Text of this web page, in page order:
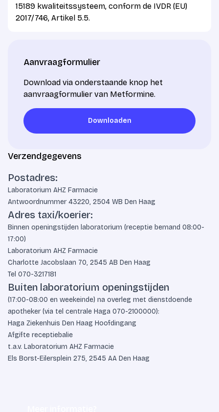
15189 kwaliteitssysteem, conform de IVDR (EU)
2017/746, Artikel 5.5.
Aanvraagformulier
Download via onderstaande knop het
aanvraagformulier van Metformine.
Downloaden
Verzendgegevens
Postadres:
Laboratorium AHZ Farmacie
Antwoordnummer 43220, 2504 WB Den Haag
Adres taxi/koerier:
Binnen openingstijden laboratorium (receptie bemand 08:00-
17:00)
Laboratorium AHZ Farmacie
Charlotte Jacobslaan 70, 2545 AB Den Haag
Tel 070-3217181
Buiten laboratorium openingstijden
(17:00-08:00 en weekeinde) na overleg met dienstdoende
apotheker (via tel centrale Haga 070-2100000):
Haga Ziekenhuis Den Haag Hoofdingang
Afgifte receptiebalie
t.a.v. Laboratorium AHZ Farmacie
Els Borst-Eilersplein 275, 2545 AA Den Haag